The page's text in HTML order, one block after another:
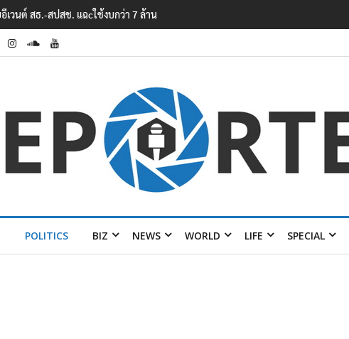
แก้ปัญหาสารพิษในแม่น้ำข้ามพรมแดนไทย-
POLITICS BIZ NEWS WORLD LIFE SPECIAL